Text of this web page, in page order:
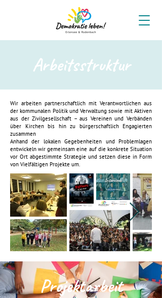
Arbeitsstruktur
Wir arbeiten partnerschaftlich mit Verantwortlichen aus
der kommunalen Politik und Verwaltung sowie mit Aktiven
aus der Zivilgesellschaft – aus Vereinen und Verbänden
über Kirchen bis hin zu bürgerschaftlich Engagierten
zusammen
Anhand der lokalen Gegebenheiten und Problemlagen
entwickeln wir gemeinsam eine auf die konkrete Situation
vor Ort abgestimmte Strategie und setzen diese in Form
von Vielfältigen Projekte um.
Projektarbeit